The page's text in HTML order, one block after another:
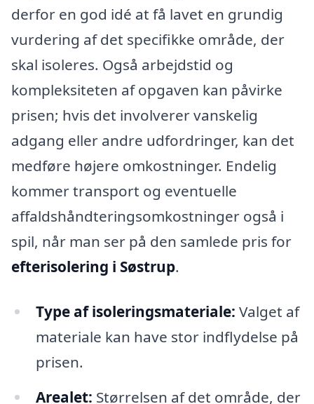
derfor en god idé at få lavet en grundig
vurdering af det specifikke område, der
skal isoleres. Også arbejdstid og
kompleksiteten af opgaven kan påvirke
prisen; hvis det involverer vanskelig
adgang eller andre udfordringer, kan det
medføre højere omkostninger. Endelig
kommer transport og eventuelle
affaldshåndteringsomkostninger også i
spil, når man ser på den samlede pris for
efterisolering i Søstrup.
Type af isoleringsmateriale: Valget af
materiale kan have stor indflydelse på
prisen.
Arealet: Størrelsen af det område, der